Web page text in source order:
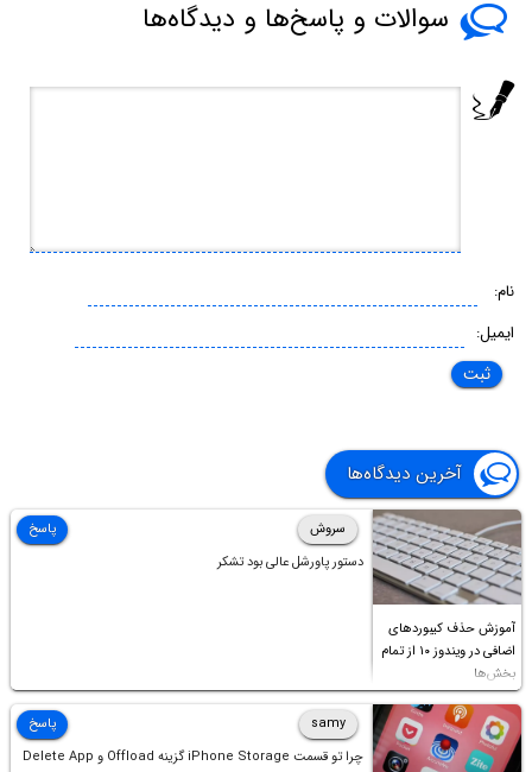
سوالات و پاسخ‌ها و دیدگاه‌ها
نام:
ایمیل:
آخرین دیدگاه‌ها
آموزش حذف کیبوردهای
اضافی در ویندوز ۱۰ از تمام
بخش‌ها
سروش
دستور پاورشل عالی بود تشکر
پاسخ
samy
چرا تو قسمت iPhone Storage گزینه Offload و Delete App
پاسخ